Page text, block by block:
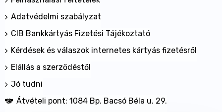
Adatvédelmi szabályzat
CIB Bankkártyás Fizetési Tájékoztató
Kérdések és válaszok internetes kártyás fizetésről
Elállás a szerződéstől
Jó tudni
Átvételi pont: 1084 Bp. Bacsó Béla u. 29.